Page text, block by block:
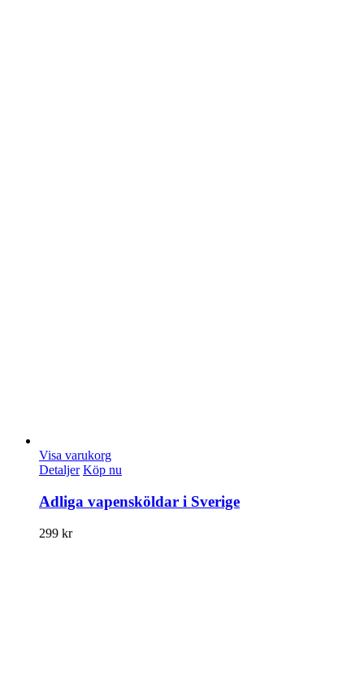
Visa varukorg
Detaljer Köp nu
Adliga vapensköldar i Sverige
299 kr